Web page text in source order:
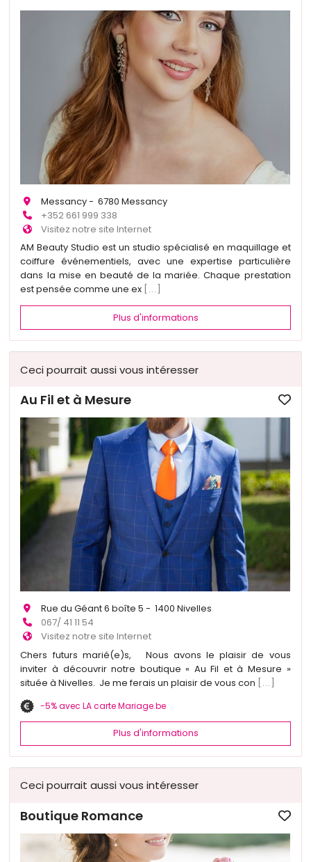
Messancy - 6780 Messancy
+352 661 999 338
Visitez notre site Internet
AM Beauty Studio est un studio spécialisé en maquillage et
coiffure événementiels, avec une expertise particulière
dans la mise en beauté de la mariée. Chaque prestation
est pensée comme une ex [...]
Plus d'informations
Ceci pourrait aussi vous intéresser
Au Fil et à Mesure
Rue du Géant 6 boîte 5 - 1400 Nivelles
067/ 41 11 54
Visitez notre site Internet
Chers futurs marié(e)s, Nous avons le plaisir de vous
inviter à découvrir notre boutique « Au Fil et à Mesure »
située à Nivelles. Je me ferais un plaisir de vous con [...]
-5% avec LA carte Mariage.be
Plus d'informations
Ceci pourrait aussi vous intéresser
Boutique Romance